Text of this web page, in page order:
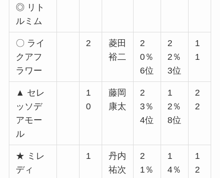
◎ リト
ルミム
〇 ライ
クアフ
ラワー
2
菱田
裕二
2
0％
6位
2
2％
3位
1
1
▲ セレ
ッソデ
アモー
ル
1
0
藤岡
康太
2
3％
4位
1
2％
8位
2
2
★ ミレ
ディ
1
丹内
祐次
2
1％
1
4％
1
2